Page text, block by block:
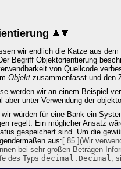
wir endlich die Katze aus
Begriff Objektorientierung
von Quellcode
Objekt zusammenfasst und den
werden wir an einem Beispiel
aber unter Verwendung der
würden für eine Bank ein
regelt. Ein möglicher Ansatz
gespeichert sind. Um die
aus:[ 85 ](Wir
bei sehr großen Beträgen
des Typs decimal.Decimal ,